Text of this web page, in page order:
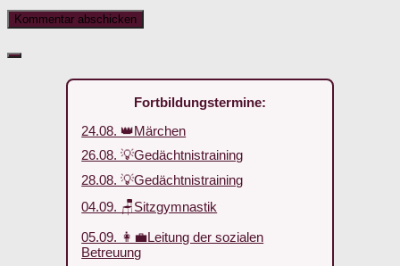
Fortbildungstermine:
24.08. 👑Märchen
26.08. 💡Gedächtnistraining
28.08. 💡Gedächtnistraining
04.09. 🪑Sitzgymnastik
05.09. 👩‍💼Leitung der sozialen
Betreuung